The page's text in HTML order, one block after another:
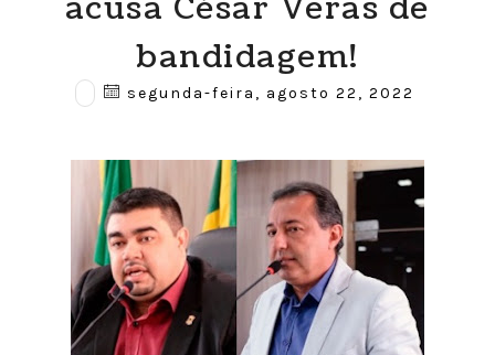
acusa César Veras de
bandidagem!
segunda-feira, agosto 22, 2022